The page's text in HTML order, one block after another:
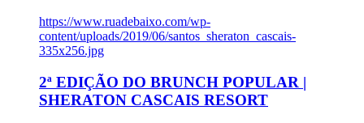
https://www.ruadebaixo.com/wp-
content/uploads/2019/06/santos_sheraton_cascais-
335x256.jpg
2ª EDIÇÃO DO BRUNCH POPULAR |
SHERATON CASCAIS RESORT